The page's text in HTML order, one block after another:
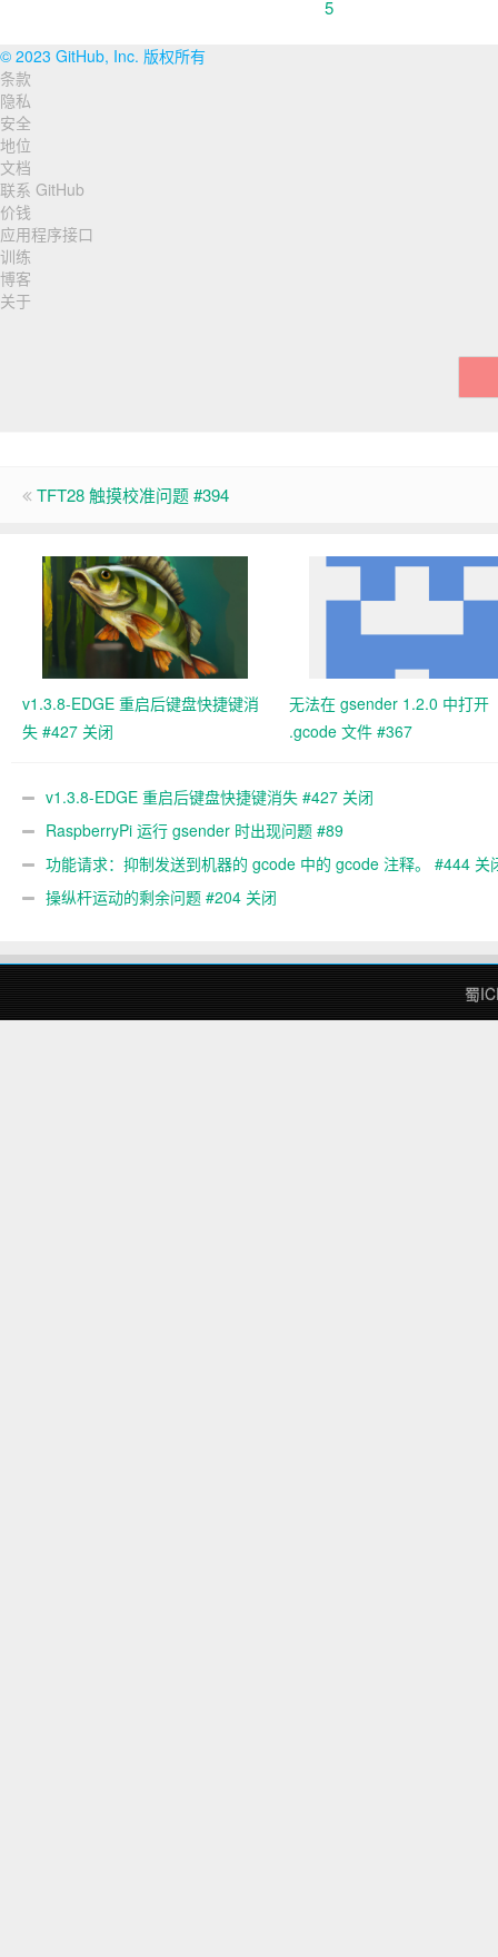
© 2023 GitHub, Inc. 版权所有
页
脚
导
航
条款
隐私
安全
地位
文档
联系 GitHub
价钱
应用程序接口
训练
博客
关于
TFT28 触摸校准问题 #394
v1.3.8-EDGE 重启后键盘快捷键消
失 #427 关闭
无法在 gsender 1.2.0 中打开
.gcode 文件 #367
v1.3.8-EDGE 重启后键盘快捷键消失 #427 关闭
RaspberryPi 运行 gsender 时出现问题 #89
功能请求：抑制发送到机器的 gcode 中的 gcode 注释。 #444 关
操纵杆运动的剩余问题 #204 关闭
蜀